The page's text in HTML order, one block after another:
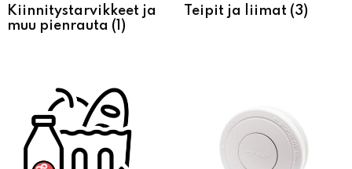
Kiinnitystarvikkeet ja
muu pienrauta (1)
Teipit ja liimat (3)